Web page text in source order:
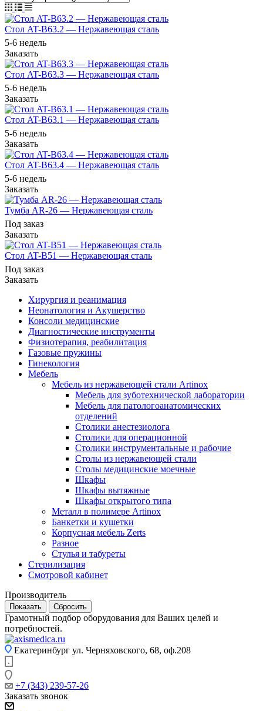
Стол AT-B63.2 — Нержавеющая сталь
5-6 недель
Заказать
Стол AT-B63.3 — Нержавеющая сталь
5-6 недель
Заказать
Стол AT-B63.1 — Нержавеющая сталь
5-6 недель
Заказать
Стол AT-B63.4 — Нержавеющая сталь
5-6 недель
Заказать
Тумба AR-26 — Нержавеющая сталь
Под заказ
Заказать
Стол AT-B51 — Нержавеющая сталь
Под заказ
Заказать
Хирургия и реанимация
Неонатология и Акушерство
Консоли медицинские
Диагностические инструменты
Физиотерапия, реабилитация
Газовые пружины
Гинекология
Мебель
Мебель из нержавеющей стали Artinox
Мебель для зуботехнической лаборатории
Мебель для патологоанатомических
отделений
Столики анестезиолога
Столики для операционной
Столики инструментальные и рабочие
Столы из нержавеющей стали
Столы медицинские моечные
Шкафы
Шкафы вытяжные
Шкафы открытого типа
Металл в полимере Artinox
Банкетки и кушетки
Корпусная мебель Zerts
Разное
Стулья и табуреты
Стерилизация
Смотровой кабинет
Производитель
Сбросить
Грамотный подбор оборудования для Ваших целей и
потребностей.
Екатеринбург ул. Черняховского, 68, оф.208
+7 (343) 239-57-26
Заказать звонок